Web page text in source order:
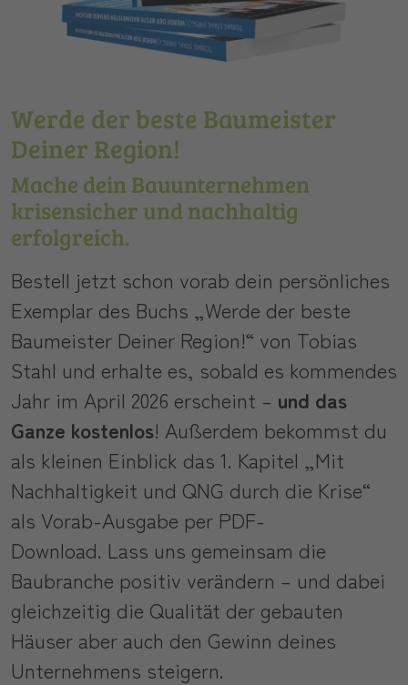
Werde der beste Baumeister
Deiner Region!
Mache dein Bauunternehmen
krisensicher und nachhaltig
erfolgreich.
Bestell jetzt schon vorab dein persönliches
Exemplar des Buchs „Werde der beste
Baumeister Deiner Region!“ von Tobias
Stahl und erhalte es, sobald es kommendes
Jahr im April 2026 erscheint – und das
Ganze kostenlos! Außerdem bekommst du
als kleinen Einblick das 1. Kapitel „Mit
Nachhaltigkeit und QNG durch die Krise“
als Vorab-Ausgabe per PDF-
Download. Lass uns gemeinsam die
Baubranche positiv verändern – und dabei
gleichzeitig die Qualität der gebauten
Häuser aber auch den Gewinn deines
Unternehmens steigern.